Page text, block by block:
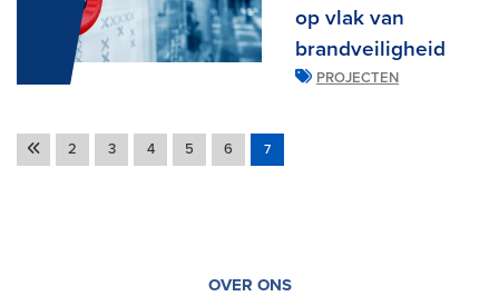
op vlak van
brandveiligheid
PROJECTEN
2 3 4 5 6 7
OVER ONS